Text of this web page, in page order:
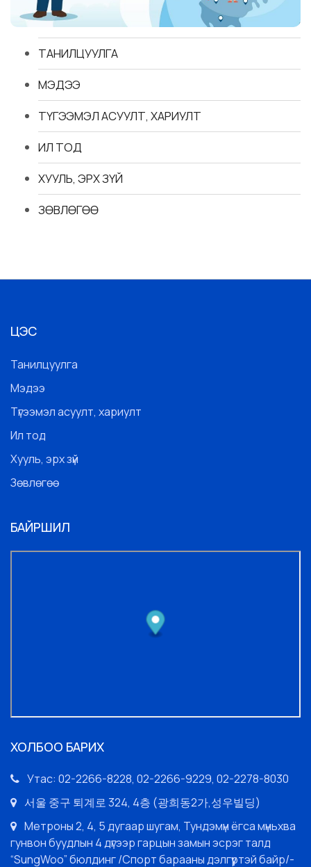
ТАНИЛЦУУЛГА
МЭДЭЭ
ТҮГЭЭМЭЛ АСУУЛТ, ХАРИУЛТ
ИЛ ТОД
ХУУЛЬ, ЭРХ ЗҮЙ
ЗӨВЛӨГӨӨ
ЦЭС
Танилцуулга
Мэдээ
Түгээмэл асуулт, хариулт
Ил тод
Хууль, эрх зүй
Зөвлөгөө
БАЙРШИЛ
ХОЛБОО БАРИХ
Утас: 02-2266-8228, 02-2266-9229, 02-2278-8030
서울 중구 퇴계로 324, 4층 (광희동2가,성우빌딩)
Метроны 2, 4, 5 дугаар шугам, Тундэмүн ёгса мүньхва
гунвон буудлын 4 дүгээр гарцын замын эсрэг талд
“SungWoo” бюлдинг /Спорт барааны дэлгүүртэй байр/-